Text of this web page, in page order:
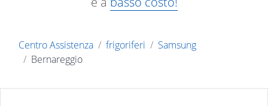
Centro Assistenza frigoriferi
Samsung
Bernareggio